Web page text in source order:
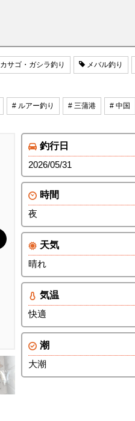
カサゴ・ガシラ釣り メバル釣り
# ルアー釣り # 三蒲港 # 中国
釣行日
2026/05/31
時間
夜
天気
晴れ
気温
快適
潮
大潮